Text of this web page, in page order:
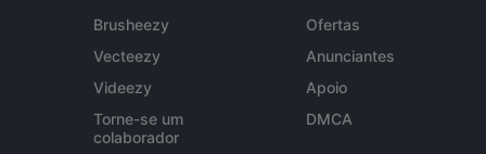
Brusheezy
Vecteezy
Videezy
Torne-se um
colaborador
Ofertas
Anunciantes
Apoio
DMCA